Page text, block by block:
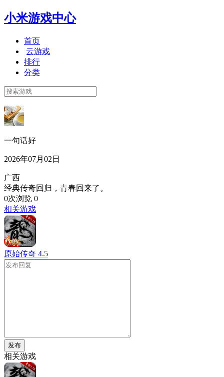
小米游戏中心
首页
云游戏
排行
分类
一句话好
2026年07月02日
广西
经典传奇回归，青春回来了。
0次浏览 0
相关游戏
原始传奇 4.5
发布
相关游戏